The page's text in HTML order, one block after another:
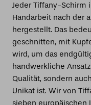
Jeder Tiffany-Schirm
Handarbeit nach der
hergestellt. Das
geschnitten, mit
wird, um das
handwerkliche
Qualität, sondern
Unikat ist. Wir von
sieben europäischen